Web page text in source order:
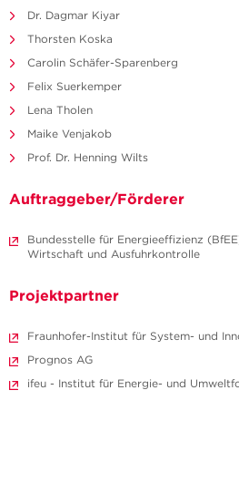
Dr. Dagmar Kiyar
Thorsten Koska
Carolin Schäfer-Sparenberg
Felix Suerkemper
Lena Tholen
Maike Venjakob
Prof. Dr. Henning Wilts
Auftraggeber/Förderer
Bundesstelle für Energieeffizienz
Wirtschaft und Ausfuhrkontrolle
Projektpartner
Fraunhofer-Institut für System- und
Prognos AG
ifeu - Institut für Energie- und